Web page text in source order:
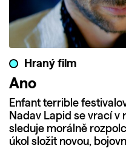
Hraný film
Ano
Enfant terrible
Nadav Lapid se vrací v
sleduje morálně
úkol složit novou,